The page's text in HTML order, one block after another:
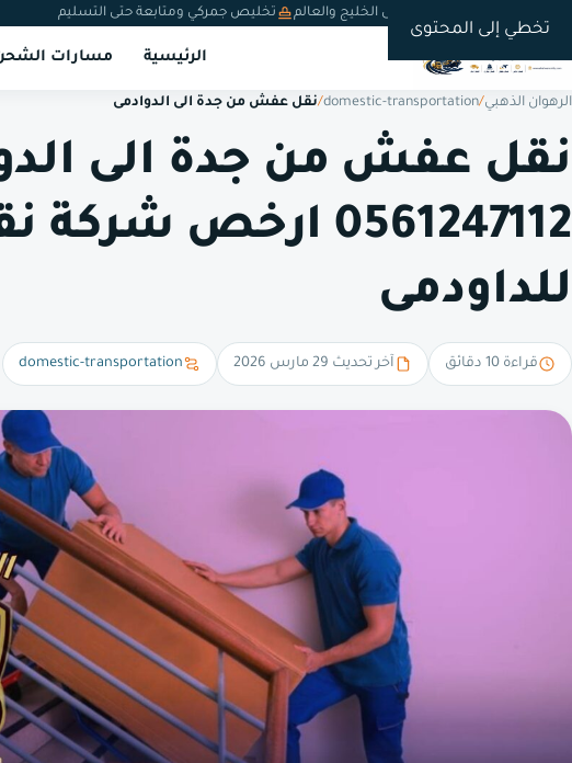
تخطي إلى المحتوى
شحن دولي من السعودية إلى الخليج والعالم تخليص جمركي ومتابعة حتى التسليم
الرئيسية مسارات الشحن
الرهوان الذهبي/
domestic-transportation
/نقل عفش من جدة الى الدوادمى
نقل عفش من جدة الى
0561247112 ارخص
للداودمى
قراءة 10 دقائق آخر تحديث 29 مارس 2026 domestic-transportation